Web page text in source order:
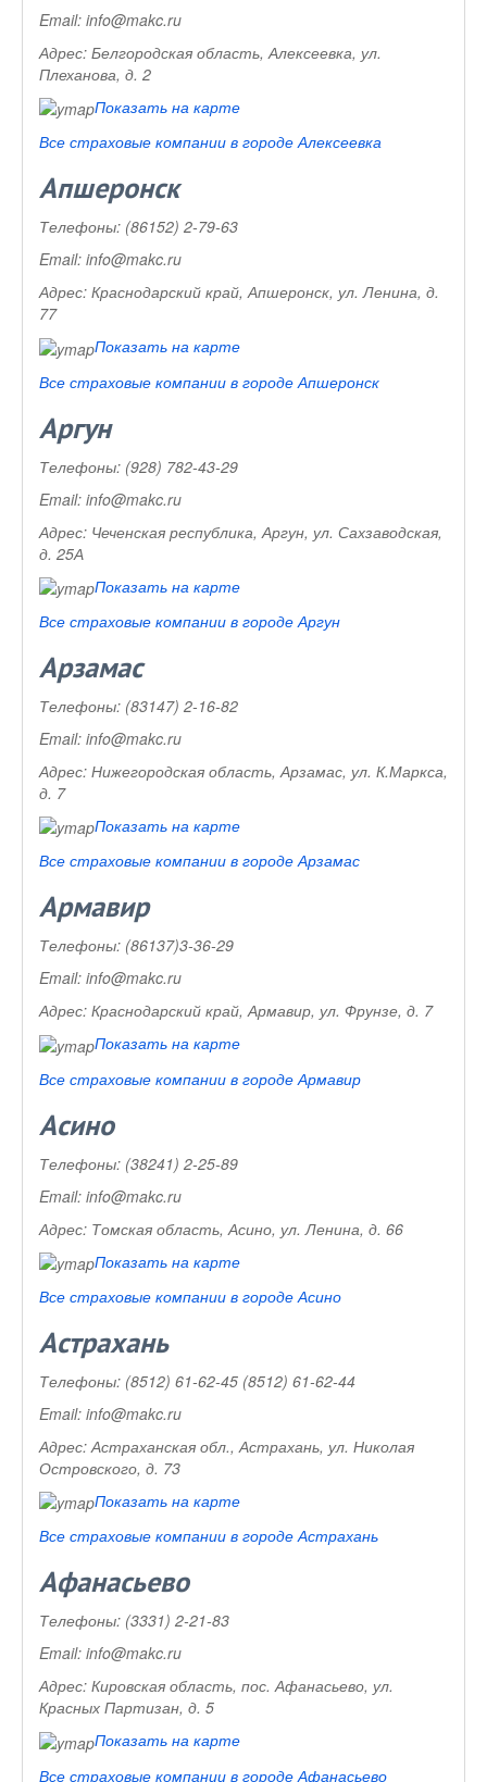
Email: info@makc.ru
Адрес: Белгородская область, Алексеевка, ул.
Плеханова, д. 2
Показать на карте
Все страховые компании в городе Алексеевка
Апшеронск
Телефоны: (86152) 2-79-63
Email: info@makc.ru
Адрес: Краснодарский край, Апшеронск, ул. Ленина, д.
77
Показать на карте
Все страховые компании в городе Апшеронск
Аргун
Телефоны: (928) 782-43-29
Email: info@makc.ru
Адрес: Чеченская республика, Аргун, ул. Сахзаводская,
д. 25А
Показать на карте
Все страховые компании в городе Аргун
Арзамас
Телефоны: (83147) 2-16-82
Email: info@makc.ru
Адрес: Нижегородская область, Арзамас, ул. К.Маркса,
д. 7
Показать на карте
Все страховые компании в городе Арзамас
Армавир
Телефоны: (86137)3-36-29
Email: info@makc.ru
Адрес: Краснодарский край, Армавир, ул. Фрунзе, д. 7
Показать на карте
Все страховые компании в городе Армавир
Асино
Телефоны: (38241) 2-25-89
Email: info@makc.ru
Адрес: Томская область, Асино, ул. Ленина, д. 66
Показать на карте
Все страховые компании в городе Асино
Астрахань
Телефоны: (8512) 61-62-45 (8512) 61-62-44
Email: info@makc.ru
Адрес:Астраханская обл., Астрахань, ул. Николая
Островского, д. 73
Показать на карте
Все страховые компании в городе Астрахань
Афанасьево
Телефоны: (3331) 2-21-83
Email: info@makc.ru
Адрес: Кировская область, пос. Афанасьево, ул.
Красных Партизан, д. 5
Показать на карте
Все страховые компании в городе Афанасьево